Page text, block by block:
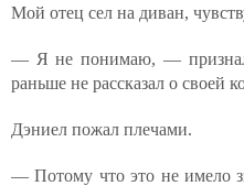
Мой отец сел на диван,
— Я не понимаю, —
раньше не рассказал о своей
Дэниел пожал плечами.
— Потому что это не имело